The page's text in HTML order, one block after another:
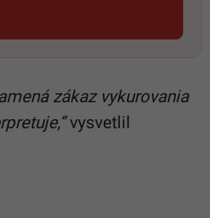
v novom okne
zákaz vykurovania
vysvetlil